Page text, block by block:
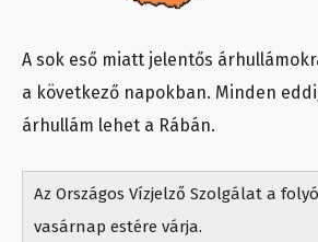
A sok eső miatt jelentős
a következő napokban. Minden
árhullám lehet a Rábán.
Az Országos Vízjelző Szolgálat a
vasárnap estére várja.